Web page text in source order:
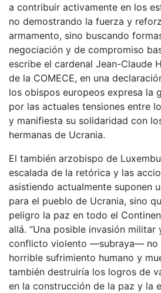
a contribuir activamente en los
no demostrando la fuerza y
armamento, sino buscando
negociación y de compromiso
escribe el cardenal Jean-Claude
de la COMECE, en una
los obispos europeos expresa la
por las actuales tensiones entre
y manifiesta su solidaridad con
hermanas de Ucrania.
El también arzobispo de
escalada de la retórica y las
asistiendo actualmente suponen
para el pueblo de Ucrania, sino
peligro la paz en todo el
allá. “Una posible invasión militar
conflicto violento —subraya— no
horrible sufrimiento humano y
también destruiría los logros de
en la construcción de la paz y la